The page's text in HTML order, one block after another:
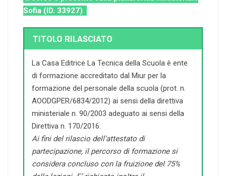
Sofia (ID. 33927)
TITOLO RILASCIATO
La Casa Editrice La Tecnica della Scuola è ente
di formazione accreditato dal Miur per la
formazione del personale della scuola (prot. n.
AOODGPER/6834/2012) ai sensi della direttiva
ministeriale n. 90/2003 adeguato ai sensi della
Direttiva n. 170/2016.
Ai fini del rilascio dell’attestato di
partecipazione, il percorso di formazione si
considera concluso con la fruizione del 75%